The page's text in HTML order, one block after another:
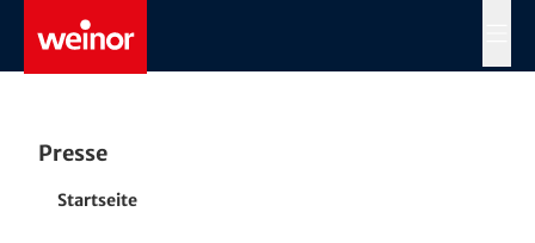
Skip to main content
Presse
Startseite